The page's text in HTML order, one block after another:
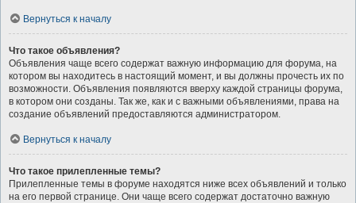
Вернуться к началу
Что такое объявления?
Объявления чаще всего содержат важную информацию для форума, на
котором вы находитесь в настоящий момент, и вы должны прочесть их по
возможности. Объявления появляются вверху каждой страницы форума,
в котором они созданы. Так же, как и с важными объявлениями, права на
создание объявлений предоставляются администратором.
Вернуться к началу
Что такое прилепленные темы?
Прилепленные темы в форуме находятся ниже всех объявлений и только
на его первой странице. Они чаще всего содержат достаточно важную